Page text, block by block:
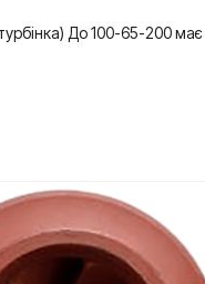
До 100-65-200 має